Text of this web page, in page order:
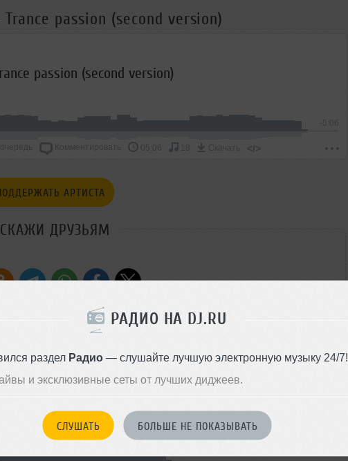
РАДИО НА DJ.RU
раздел Радио— слушайте лучшую электронную музыку 24/7!
и эксклюзивные сеты от лучших диджеев.
СЛУШАТЬ БОЛЬШЕ НЕ ПОКАЗЫВАТЬ
passion (second version)
passion (second version)
-5:06
очередь Комментировать 05:06 Скачать </>
АРТИСТА
ДРУЗЬЯМ
Ambient
Стиль: